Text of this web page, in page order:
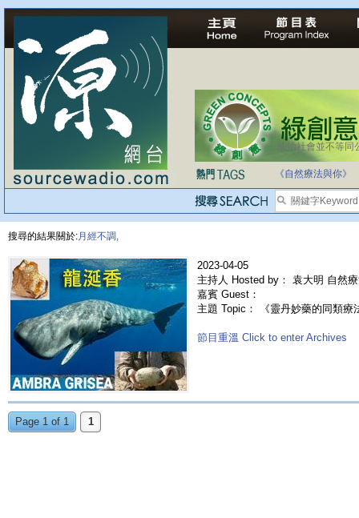
法治社會並不等同
《自然療法與你》
搜尋的結果關於:月經不調,
2023-04-05
主持人 Hosted by： 袁大明 自然
嘉賓 Guest：
主題 Topic： 《靈丹妙藥的同類
節目重溫 Click to enter Archives
Page 1 of 1 1